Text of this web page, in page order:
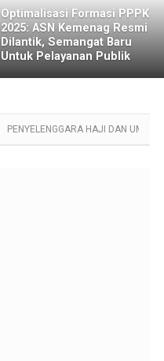
Optimalisasi Formasi PPPK
2025: ASN Kemenag Resmi
Dilantik, Semangat Baru
Untuk Pelayanan Publik
PENYELENGGARA HAJI DAN UMROH